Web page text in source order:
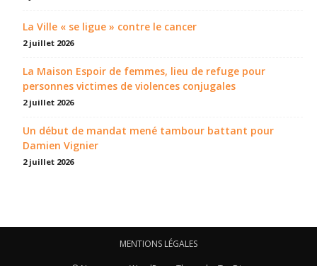
La Ville « se ligue » contre le cancer
2 juillet 2026
La Maison Espoir de femmes, lieu de refuge pour
personnes victimes de violences conjugales
2 juillet 2026
Un début de mandat mené tambour battant pour
Damien Vignier
2 juillet 2026
MENTIONS LÉGALES